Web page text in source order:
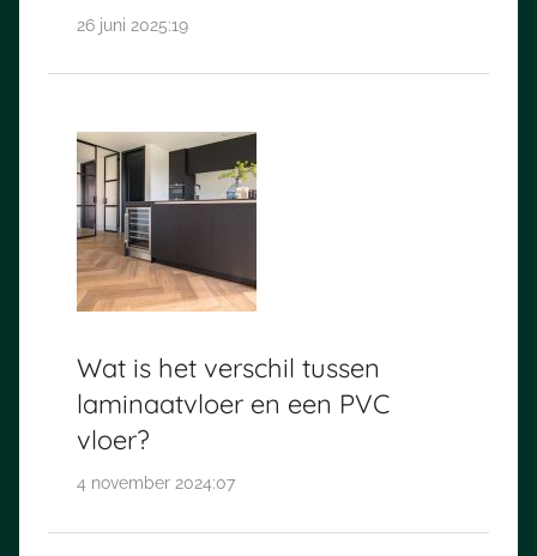
26 juni 2025:19
Wat is het verschil tussen
laminaatvloer en een PVC
vloer?
4 november 2024:07